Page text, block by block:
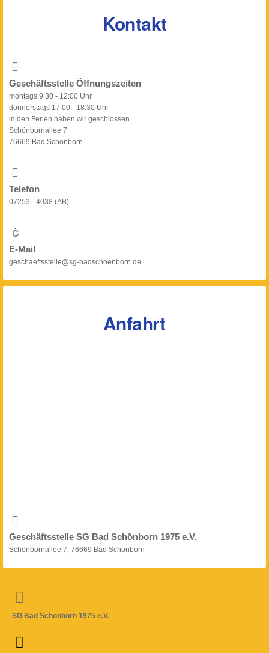
Kontakt
Geschäftsstelle Öffnungszeiten
montags 9:30 - 12:00 Uhr
donnerstags 17:00 - 18:30 Uhr
in den Ferien haben wir geschlossen
Schönbornallee 7
76669 Bad Schönborn
Telefon
07253 - 4038 (AB)
E-Mail
geschaeftsstelle@sg-badschoenborn.de
Anfahrt
Geschäftsstelle SG Bad Schönborn 1975 e.V.
Schönbornallee 7, 76669 Bad Schönborn
SG Bad Schönborn 1975 e.V.